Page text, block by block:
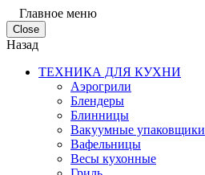
Главное меню
Close
Назад
ТЕХНИКА ДЛЯ КУХНИ
Аэрогрили
Блендеры
Блинницы
Вакуумные упаковщики
Вафельницы
Весы кухонные